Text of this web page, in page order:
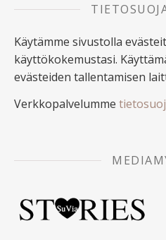
Käytämme sivustolla
käyttökokemustasi.
evästeiden tallentamisen
Verkkopalvelumme